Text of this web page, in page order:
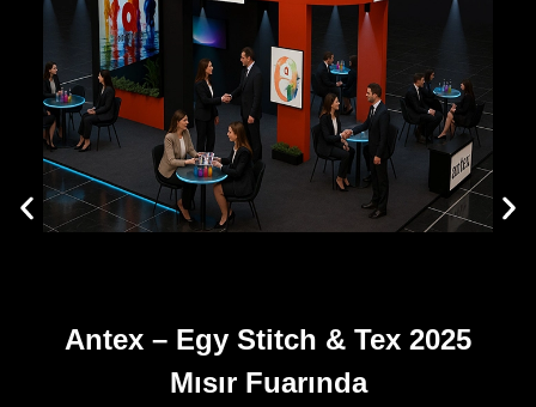
Antex – Egy Stitch & Tex 2025
Mısır Fuarında